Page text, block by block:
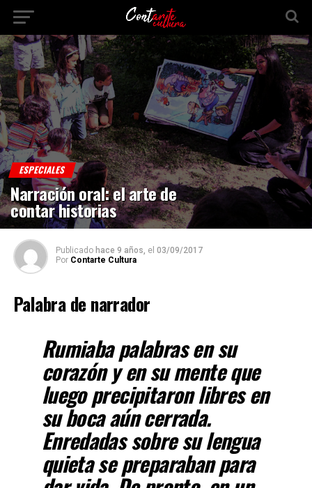
ESPECIALES
Narración oral: el arte de
contar historias
Publicado hace 9 años, el 03/09/2017
Por Contarte Cultura
Palabra de narrador
Rumiaba palabras en su
corazón y en su mente que
luego precipitaron libres en
su boca aún cerrada.
Enredadas sobre su lengua
quieta se preparaban para